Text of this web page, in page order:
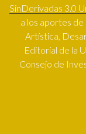
SinDerivadas 3.0
a los aportes
Artística,
Editorial de la
Consejo de